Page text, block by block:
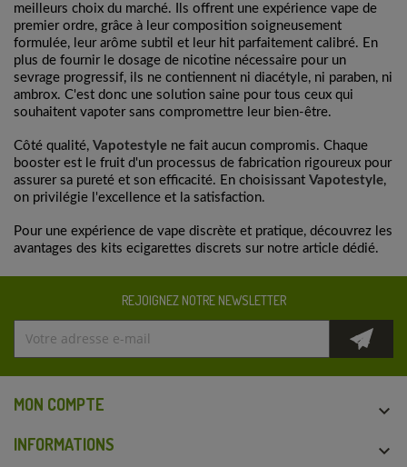
meilleurs choix du marché. Ils offrent une expérience vape de
premier ordre, grâce à leur composition soigneusement
formulée, leur arôme subtil et leur hit parfaitement calibré. En
plus de fournir le dosage de nicotine nécessaire pour un
sevrage progressif, ils ne contiennent ni diacétyle, ni paraben, ni
ambrox. C'est donc une solution saine pour tous ceux qui
souhaitent vapoter sans compromettre leur bien-être.
Côté qualité, Vapotestyle ne fait aucun compromis. Chaque
booster est le fruit d'un processus de fabrication rigoureux pour
assurer sa pureté et son efficacité. En choisissant Vapotestyle,
on privilégie l'excellence et la satisfaction.
Pour une expérience de vape discrète et pratique, découvrez les
avantages des kits ecigarettes discrets sur notre article dédié.
REJOIGNEZ NOTRE NEWSLETTER
MON COMPTE 
INFORMATIONS 